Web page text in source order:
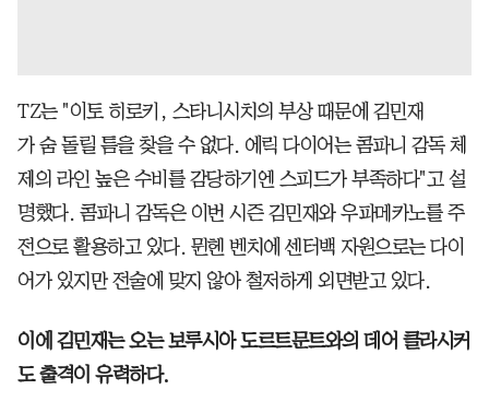
TZ는 "이토 히로키, 스타니시치의 부상 때문에 김민재
가 숨 돌릴 틈을 찾을 수 없다. 에릭 다이어는 콤파니 감독 체
제의 라인 높은 수비를 감당하기엔 스피드가 부족하다"고 설
명했다. 콤파니 감독은 이번 시즌 김민재와 우파메카노를 주
전으로 활용하고 있다. 뮌헨 벤치에 센터백 자원으로는 다이
어가 있지만 전술에 맞지 않아 철저하게 외면받고 있다.
이에 김민재는 오는 보루시아 도르트문트와의 데어 클라시커
도 출격이 유력하다.